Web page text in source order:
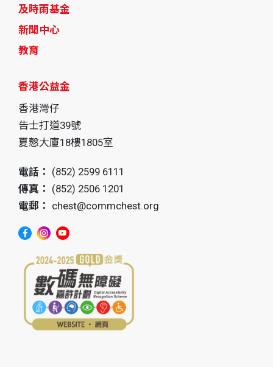
及時雨基金
新聞中心
教育
香港公益金
香港灣仔
告士打道39號
夏慤大廈18樓1805室
電話： (852) 2599 6111
傳真： (852) 2506 1201
電郵： chest@commchest.org